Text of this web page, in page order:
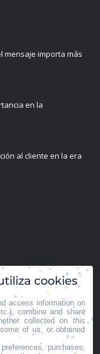
mensaje importa más
en la
al cliente en la era
cookies
access information on
combine and share
collected on this
of us, or obtained
purchases,